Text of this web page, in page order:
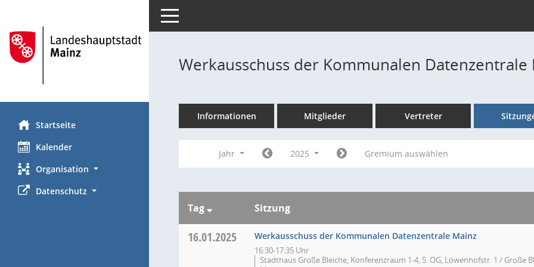
Startseite
Kalender
Organisation
Datenschutz
Toggle navigation
Werkausschuss der Kommunalen Datenzentrale
Informationen Mitglieder Vertreter
Jahr 2025 Gremium auswählen
Tag Sitzung
16.01.2025 Werkausschuss der Kommunalen Datenzentrale Mainz
16:30-17:35 Uhr
Stadthaus Große Bleiche, Konferenzraum 1-4, 5. OG, Löwenhofstr. 1 / Große